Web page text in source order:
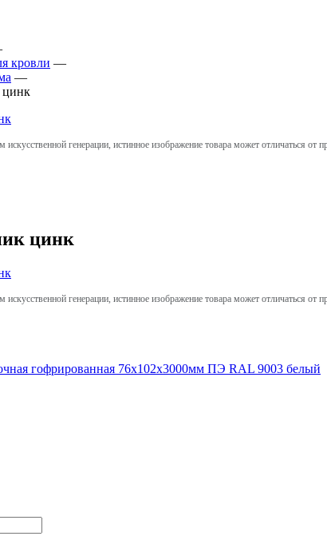
кровли —
—
искусственной генерации, истинное изображение товара может отличаться
цинк
искусственной генерации, истинное изображение товара может отличаться
гофрированная 76х102х3000мм ПЭ RAL 9003 белый